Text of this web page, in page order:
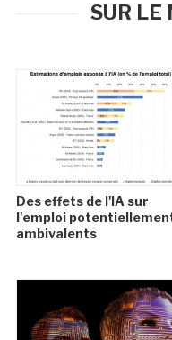
SUR LE
Des effets de l'IA sur
l'emploi
ambivalents